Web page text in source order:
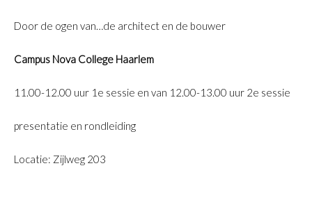
Door de ogen van…de architect en de bouwer
Campus Nova College Haarlem
11.00-12.00 uur 1e sessie en van 12.00-13.00 uur 2e sessie
presentatie en rondleiding
Locatie: Zijlweg 203